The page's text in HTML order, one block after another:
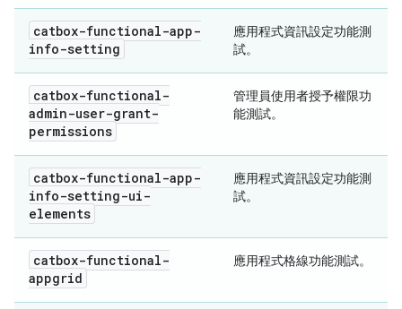
catbox-functional-app-
info-setting
應用程式資訊設定功能測
試。
catbox-functional-
admin-user-grant-
permissions
管理員使用者授予權限功
能測試。
catbox-functional-app-
info-setting-ui-
elements
應用程式資訊設定功能測
試。
catbox-functional-
appgrid
應用程式格線功能測試。